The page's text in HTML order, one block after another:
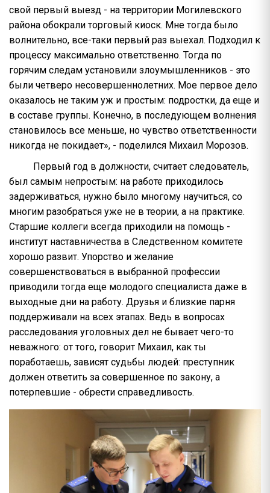
свой первый выезд - на территории Могилевского
района обокрали торговый киоск. Мне тогда было
волнительно, все-таки первый раз выехал. Подходил к
процессу максимально ответственно. Тогда по
горячим следам установили злоумышленников - это
были четверо несовершеннолетних. Мое первое дело
оказалось не таким уж и простым: подростки, да еще и
в составе группы. Конечно, в последующем волнения
становилось все меньше, но чувство ответственности
никогда не покидает», - поделился Михаил Морозов.
Первый год в должности, считает следователь,
был самым непростым: на работе приходилось
задерживаться, нужно было многому научиться, со
многим разобраться уже не в теории, а на практике.
Старшие коллеги всегда приходили на помощь -
институт наставничества в Следственном комитете
хорошо развит. Упорство и желание
совершенствоваться в выбранной профессии
приводили тогда еще молодого специалиста даже в
выходные дни на работу. Друзья и близкие парня
поддерживали на всех этапах. Ведь в вопросах
расследования уголовных дел не бывает чего-то
неважного: от того, говорит Михаил, как ты
поработаешь, зависят судьбы людей: преступник
должен ответить за совершенное по закону, а
потерпевшие - обрести справедливость.